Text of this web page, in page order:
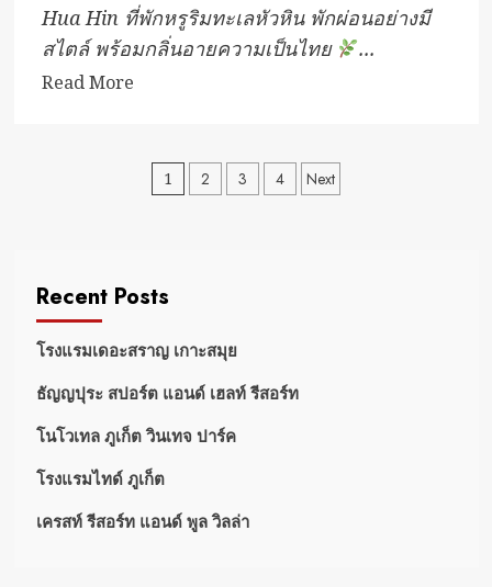
Hua Hin ที่พักหรูริมทะเลหัวหิน พักผ่อนอย่างมี
สไตล์ พร้อมกลิ่นอายความเป็นไทย
...
Read MoreRead
พุทธรักษา
หัวหิน
Posts
1 2 3 4 Next
Recent Posts
โรงแรมเดอะสราญ เกาะสมุย
ธัญญปุระ สปอร์ต แอนด์ เฮลท์ รีสอร์ท
โนโวเทล ภูเก็ต วินเทจ ปาร์ค
โรงแรมไทด์ ภูเก็ต
เครสท์ รีสอร์ท แอนด์ พูล วิลล่า